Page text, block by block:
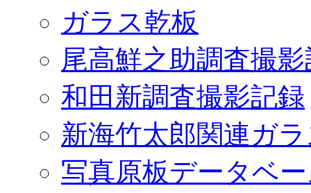
ガラス乾板
尾高鮮之助調査撮
和田新調査撮影記録
新海竹太郎関連ガ
写真原板データベ